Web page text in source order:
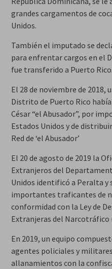
grandes cargamentos de
Unidos.
También el imputado se
para enfrentar cargos en el
fue transferido a Puerto Rico.
El 28 de noviembre de 2018,
Distrito de Puerto Rico
César “el Abusador”, por
Estados Unidos y de
Red de ‘el Abusador’
El 20 de agosto de 2019 la
Extranjeros del
Unidos identificó a Peralta
importantes traficantes de
conformidad con la Ley de
Extranjeras del Narcotráfico
En 2019, un equipo
agentes policiales y
allanamientos con la